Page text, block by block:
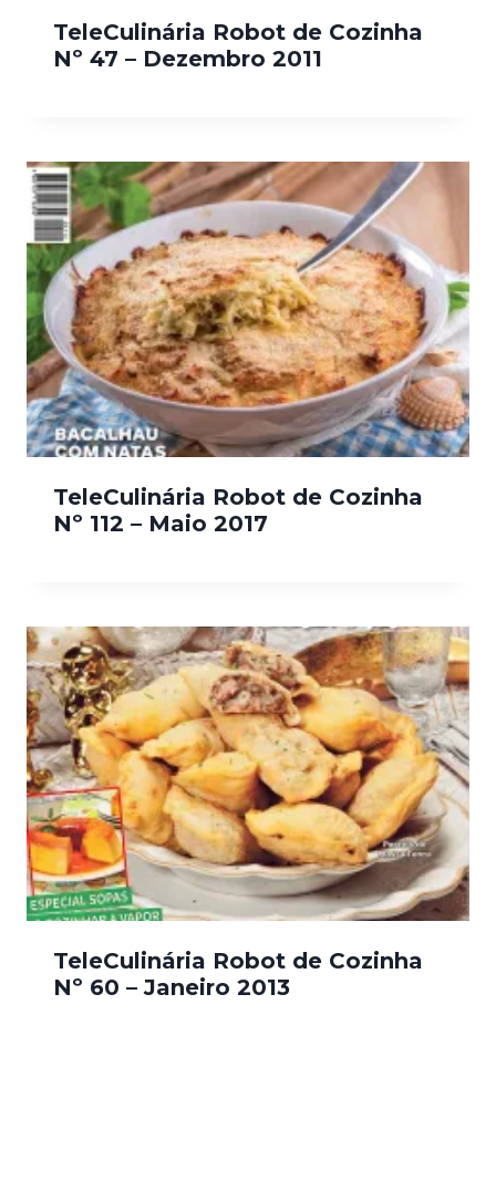
TeleCulinária Robot de Cozinha
Nº 47 – Dezembro 2011
TeleCulinária Robot de Cozinha
Nº 112 – Maio 2017
TeleCulinária Robot de Cozinha
Nº 60 – Janeiro 2013